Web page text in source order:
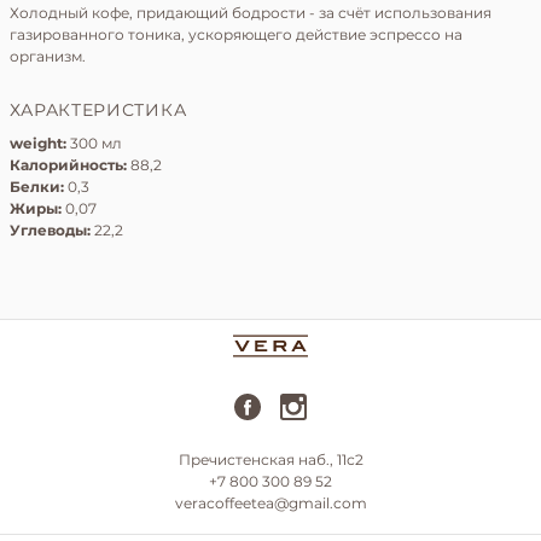
Холодный кофе, придающий бодрости - за счёт использования
газированного тоника, ускоряющего действие эспрессо на
организм.
ХАРАКТЕРИСТИКА
weight: 300 мл
Калорийность: 88,2
Белки: 0,3
Жиры: 0,07
Углеводы: 22,2
Пречистенская наб., 11с2
+7 800 300 89 52
veracoffeetea@gmail.com